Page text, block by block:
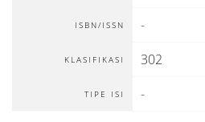
ISBN/ISSN -
KLASIFIKASI 302
TIPE ISI -